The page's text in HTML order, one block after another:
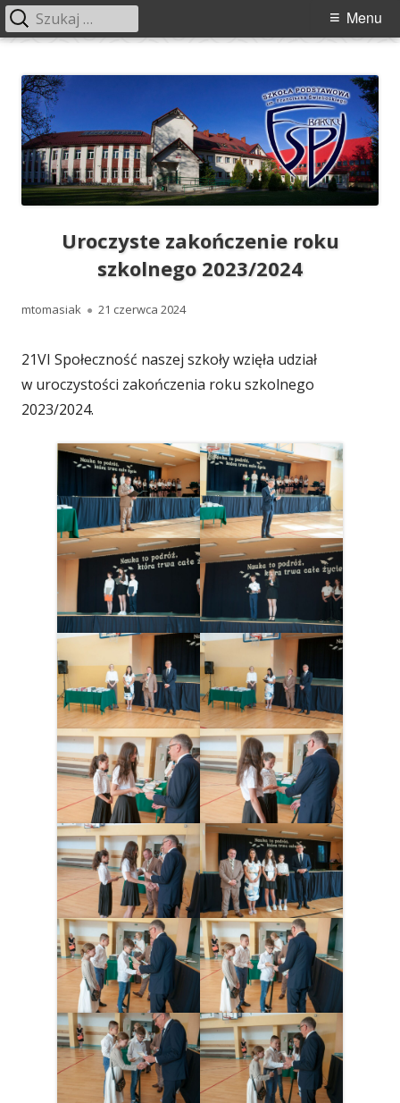
treści
Świebockiego w Barcicach
Menu
Menu
Szukaj:
Uroczyste zakończenie roku
szkolnego 2023/2024
Autor
mtomasiak Opublikowano
21 czerwca 2024
21VI Społeczność naszej szkoły wzięła udział
w uroczystości zakończenia roku szkolnego
2023/2024.